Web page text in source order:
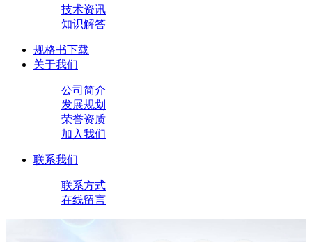
技术资讯
知识解答
规格书下载
关于我们
公司简介
发展规划
荣誉资质
加入我们
联系我们
联系方式
在线留言